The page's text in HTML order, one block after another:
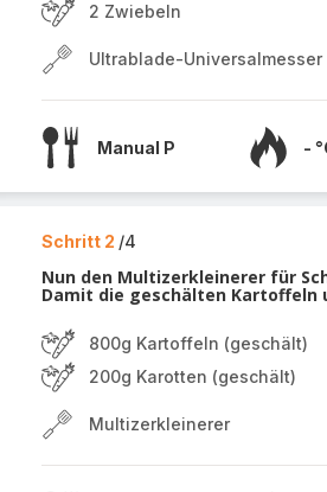
2 Zwiebeln
Ultrablade-Universalmesser
Manual P -
Schritt 2 /4
Nun den Multizerkleinerer für
Damit die geschälten Kartoffeln
800g Kartoffeln (geschält)
200g Karotten (geschält)
Multizerkleinerer